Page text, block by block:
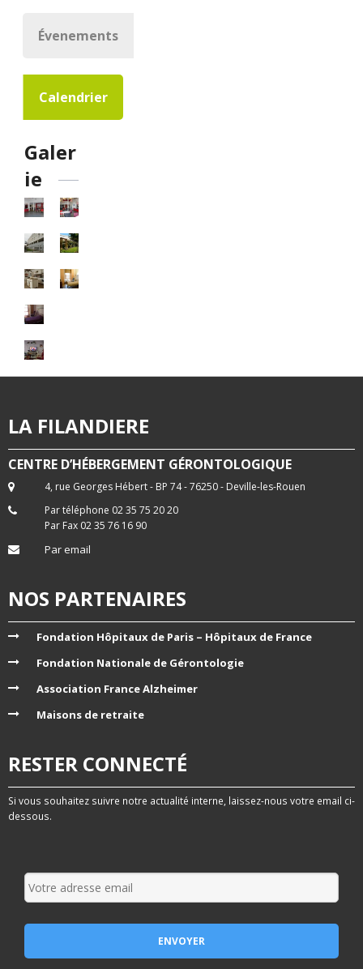
Évenements
Calendrier
Galer
ie
LA FILANDIERE
CENTRE D’HÉBERGEMENT GÉRONTOLOGIQUE
4, rue Georges Hébert - BP 74 - 76250 - Deville-les-Rouen
Par téléphone 02 35 75 20 20
Par Fax 02 35 76 16 90
Par email
NOS PARTENAIRES
Fondation Hôpitaux de Paris – Hôpitaux de France
Fondation Nationale de Gérontologie
Association France Alzheimer
Maisons de retraite
RESTER CONNECTÉ
Si vous souhaitez suivre notre actualité interne, laissez-nous votre email ci-
dessous.